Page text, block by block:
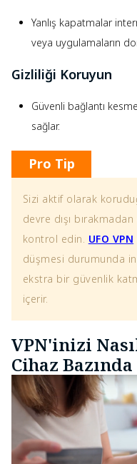
Yanlış kapatmalar
veya uygulamaların
Gizliliği Koruyun
Güvenli bağlantı
sağlar.
Pro Tip
Sizi aktif olarak
devre dışı bırakmadan
kontrol edin. UFO VPN
düşmesi durumunda
ekstra bir güvenlik
içerir.
VPN'inizi
Cihaz